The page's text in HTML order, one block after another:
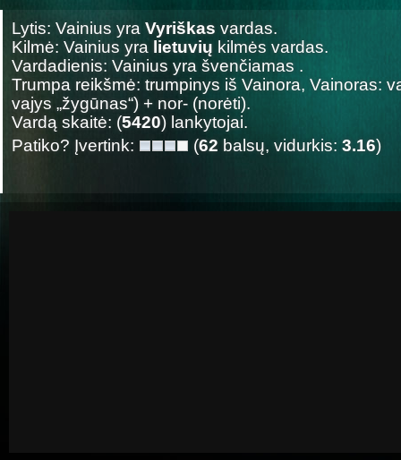
Lytis: Vainius yra Vyriškas vardas.
Kilmė: Vainius yra lietuvių kilmės vardas.
Vardadienis: Vainius yra švenčiamas .
Trumpa reikšmė: trumpinys iš Vainora, Vainoras:
vajys „žygūnas“) + nor- (norėti).
Vardą skaitė: (5420) lankytojai.
Patiko? Įvertink:
(62 balsų, vidurkis: 3.16)